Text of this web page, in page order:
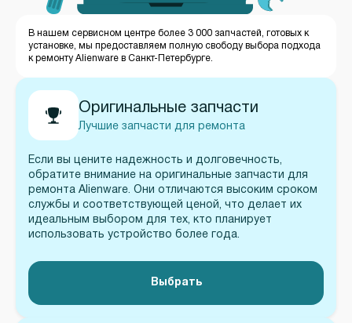
В нашем сервисном центре более 3 000 запчастей, готовых к
установке, мы предоставляем полную свободу выбора подхода
к ремонту Alienware в Санкт-Петербурге.
Оригинальные запчасти
Лучшие запчасти для ремонта
Если вы цените надежность и долговечность,
обратите внимание на оригинальные запчасти для
ремонта Alienware. Они отличаются высоким сроком
службы и соответствующей ценой, что делает их
идеальным выбором для тех, кто планирует
использовать устройство более года.
Выбрать